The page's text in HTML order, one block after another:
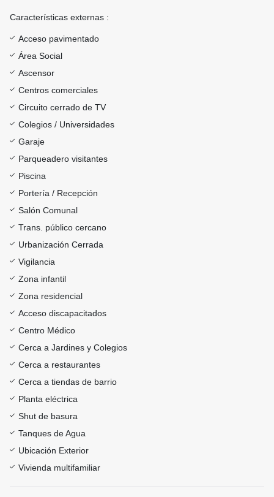
Características externas :
Acceso pavimentado
Área Social
Ascensor
Centros comerciales
Circuito cerrado de TV
Colegios / Universidades
Garaje
Parqueadero visitantes
Piscina
Portería / Recepción
Salón Comunal
Trans. público cercano
Urbanización Cerrada
Vigilancia
Zona infantil
Zona residencial
Acceso discapacitados
Centro Médico
Cerca a Jardines y Colegios
Cerca a restaurantes
Cerca a tiendas de barrio
Planta eléctrica
Shut de basura
Tanques de Agua
Ubicación Exterior
Vivienda multifamiliar